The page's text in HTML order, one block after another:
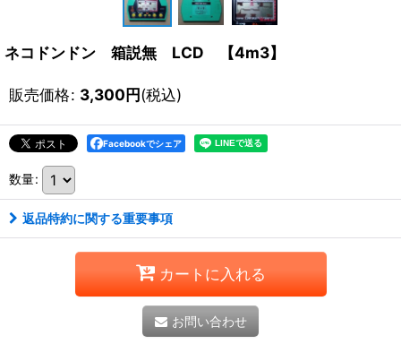
ネコドンドン 箱説無 LCD 【4m3】
販売価格: 3,300円(税込)
Facebookでシェア
数量:
返品特約に関する重要事項
カートに入れる
お問い合わせ